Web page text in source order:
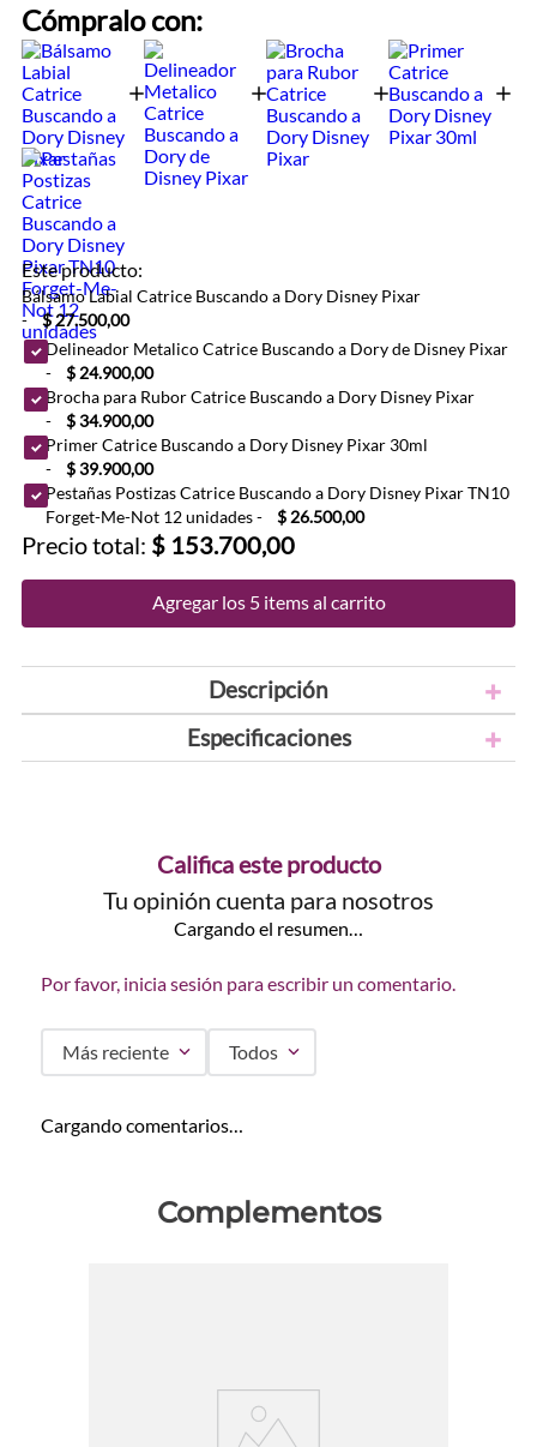
Cómpralo con:
Este producto:
Bálsamo Labial Catrice Buscando a Dory Disney Pixar
-
$ 27.500,00
Delineador Metalico Catrice Buscando a Dory de Disney Pixar
-
$ 24.900,00
Brocha para Rubor Catrice Buscando a Dory Disney Pixar
-
$ 34.900,00
Primer Catrice Buscando a Dory Disney Pixar 30ml
-
$ 39.900,00
Pestañas Postizas Catrice Buscando a Dory Disney Pixar TN10
Forget-Me-Not 12 unidades- $ 26.500,00
Precio total: $ 153.700,00
Agregar los 5 items al carrito
Descripción
Especificaciones
Califica este producto
Tu opinión cuenta para nosotros
Cargando el resumen…
Por favor, inicia sesión para escribir un comentario.
Más reciente Todos
Cargando comentarios…
Complementos